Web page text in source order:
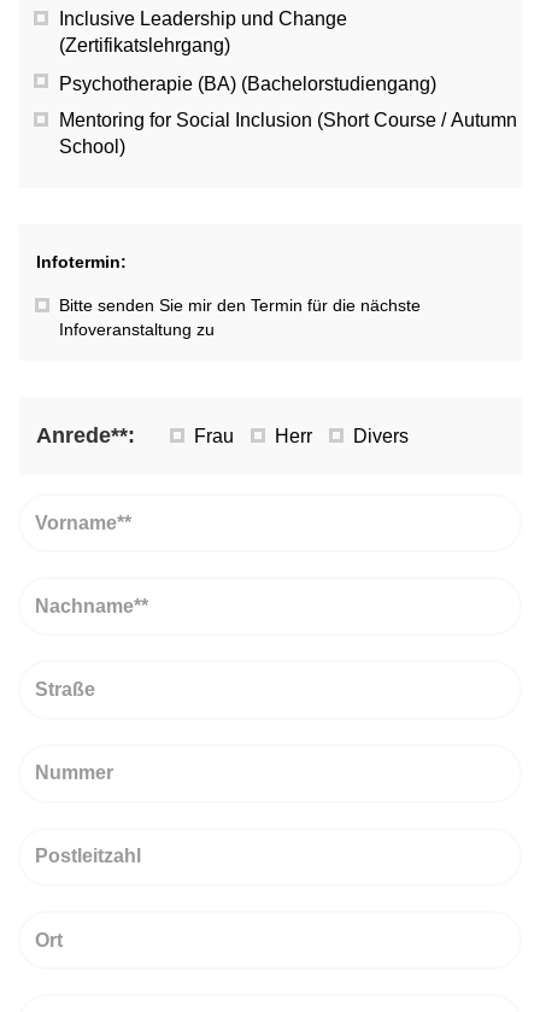
Inclusive Leadership und Change
(Zertifikatslehrgang)
Psychotherapie (BA) (Bachelorstudiengang)
Mentoring for Social Inclusion (Short Course / Autumn
School)
Bitte senden Sie mir den Termin für die nächste
Infoveranstaltung zu
Infotermin:
Anrede**: Frau Herr Divers